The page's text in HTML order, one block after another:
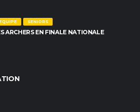
SENIORS
ARCHERS EN FINALE NATIONALE